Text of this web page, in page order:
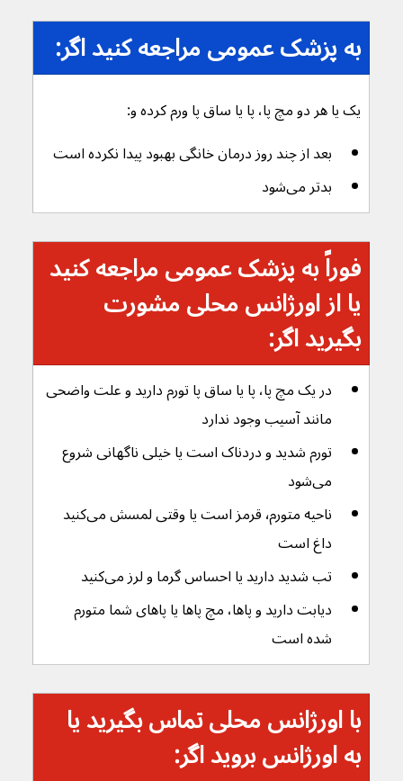
به پزشک عمومی مراجعه کنید اگر:
یک یا هر دو مچ پا، پا یا ساق پا ورم کرده و:
بعد از چند روز درمان خانگی بهبود پیدا نکرده است
بدتر می‌شود
فوراً به پزشک عمومی مراجعه کنید
یا از اورژانس محلی مشورت
بگیرید اگر:
در یک مچ پا، پا یا ساق پا تورم دارید و علت واضحی
مانند آسیب وجود ندارد
تورم شدید و دردناک است یا خیلی ناگهانی شروع
می‌شود
ناحیه متورم٬ قرمز است یا وقتی لمسش می‌کنید
داغ است
تب شدید دارید یا احساس گرما و لرز می‌کنید
دیابت دارید و پاها، مچ پاها یا پاهای شما متورم
شده است
با اورژانس محلی تماس بگیرید یا
به اورژانس بروید اگر: